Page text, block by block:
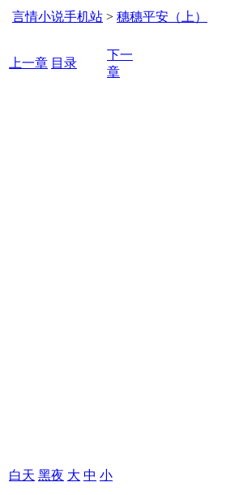
言情小说手机站 > 穗穗平安（上）
上一章 目录
下一
章
白天 黑夜 大 中 小